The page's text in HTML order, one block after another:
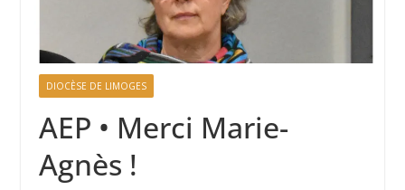
DIOCÈSE DE LIMOGES
AEP • Merci Marie-
Agnès !